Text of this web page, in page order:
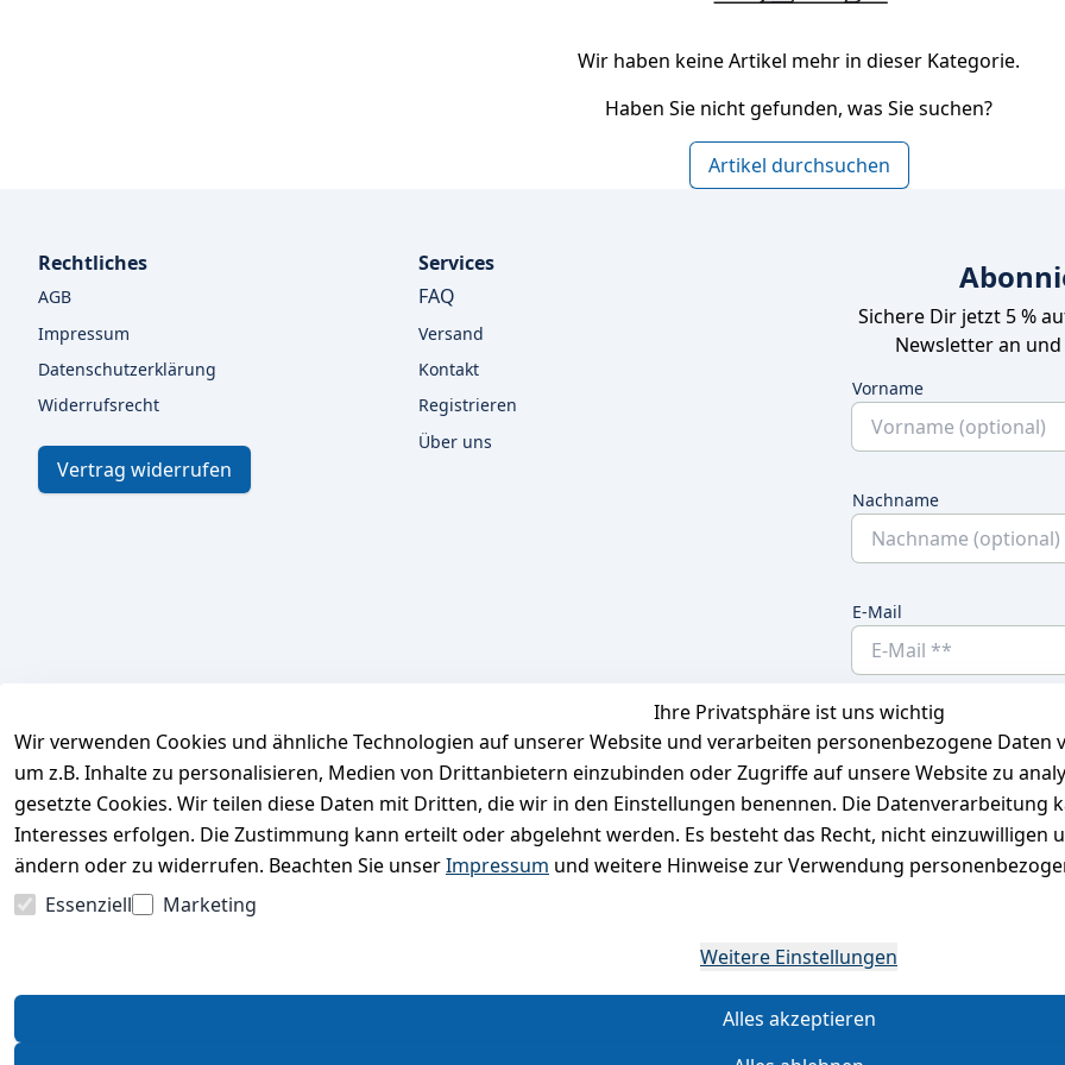
Wir haben keine Artikel mehr in dieser Kategorie.
Haben Sie nicht gefunden, was Sie suchen?
Artikel durchsuchen
Ihre Privatsphäre ist uns wichtig
Wir verwenden Cookies und ähnliche Technologien auf unserer Website und verarbeiten personenbezogene Daten
um z.B. Inhalte zu personalisieren, Medien von Drittanbietern einzubinden oder Zugriffe auf unsere Website zu
gesetzte Cookies. Wir teilen diese Daten mit Dritten, die wir in den Einstellungen benennen. Die
Interesses erfolgen. Die Zustimmung kann erteilt oder abgelehnt werden. Es besteht das Recht, nicht einzuwilligen
ändern oder zu widerrufen. Beachten Sie unserImpressum und weitere Hinweise zur Verwendung
Essenziell
Marketing
Weitere Einstellungen
Alles akzeptieren
Rechtliches
AGB
Impressum
Datenschutzerklärung
Widerrufsrecht
Vertrag widerrufen
Services
FAQ
Versand
Kontakt
Registrieren
Über uns
Sichere Dir jetzt 5 %
Newsletter an
Vorname
Nachname
E-Mail
Ich bestätige
habe. Ich